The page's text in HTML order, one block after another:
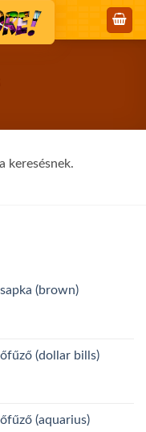
keresésnek.
(brown)
(dollar bills)
(aquarius)